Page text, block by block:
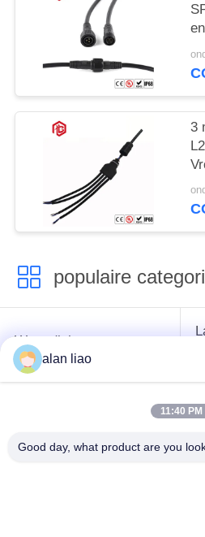
3
populaire
Waterdichte
Cirkelschakelaar
alan liao
11:40 PM
Good day, what product are you